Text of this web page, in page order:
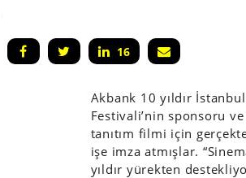
16
Akbank 10 yıldır
Festivali’nin sponsoru
tanıtım filmi için
işe imza atmışlar.
yıldır yürekten